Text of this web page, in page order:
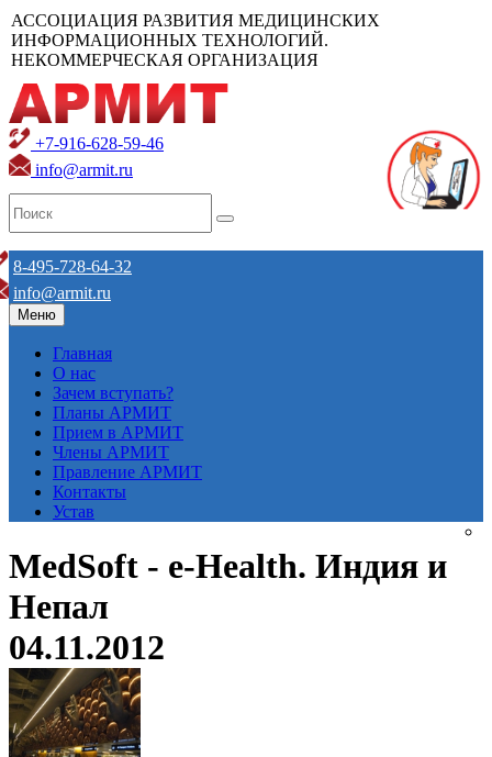
АССОЦИАЦИЯ РАЗВИТИЯ МЕДИЦИНСКИХ
ИНФОРМАЦИОННЫХ ТЕХНОЛОГИЙ.
НЕКОММЕРЧЕСКАЯ ОРГАНИЗАЦИЯ
+7-916-628-59-46
info@armit.ru
8-495-728-64-32
info@armit.ru
Меню
Главная
О нас
Зачем вступать?
Планы АРМИТ
Прием в АРМИТ
Члены АРМИТ
Правление АРМИТ
Контакты
Устав
MedSoft - e-Health. Индия и
Непал
04.11.2012